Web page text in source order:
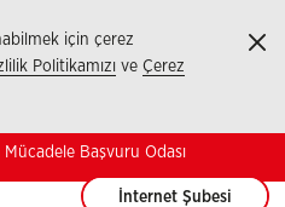
için çerez
Politikamızı ve Çerez
Başvuru Odası
İnternet Şubesi